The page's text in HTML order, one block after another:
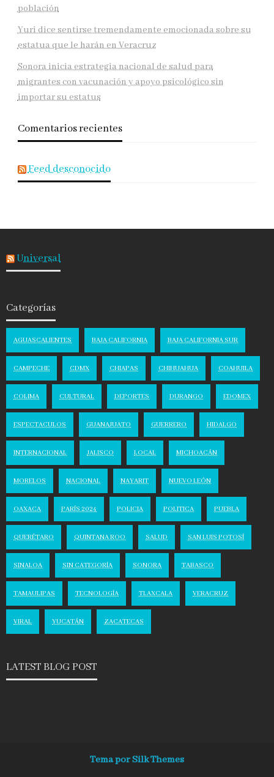
población
Yuri dice sentirse tremendamente emocionada sobre su
estatua que le harán en Veracruz
Sonora inicia estrategia nacional de salud para
migrantes con vacunación y apoyo psicológico sin
importar su estatus
Comentarios recientes
Feed desconocido
Universal
Categorías
AGUASCALIENTES BAJA CALIFORNIA BAJA CALIFORNIA SUR
CAMPECHE CDMX CHIAPAS CHIHUAHUA COAHUILA
COLIMA CULTURAL DEPORTES DURANGO EDOMEX
ESPECTACULOS GUANAJUATO GUERRERO HIDALGO
INTERNACIONAL JALISCO LOCAL MICHOACÁN
MORELOS NACIONAL NAYARIT NUEVO LEÓN
OAXACA PARÍS 2024 POLICIA POLITICA PUEBLA
QUERÉTARO QUINTANA ROO SALUD SAN LUIS POTOSÍ
SINALOA SIN CATEGORÍA SONORA TABASCO
TAMAULIPAS TECNOLOGÍA TLAXCALA VERACRUZ
VIRAL YUCATÁN ZACATECAS
LATEST BLOG POST
Tema por Silk Themes